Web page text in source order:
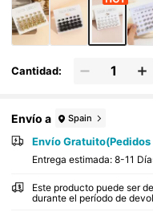
Cantidad:
Envío a Spain
Envío
Entrega estimada: 8-11
Este producto puede ser
durante el período de